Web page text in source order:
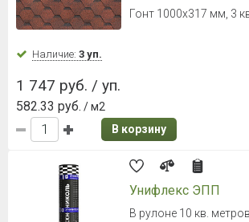
Гонт 1000х317 мм, 3
Наличие: 3 уп.
1 747 руб. / уп.
582.33 руб. / м2
В корзину
Унифлекс ЭПП
В рулоне 10 кв. метров